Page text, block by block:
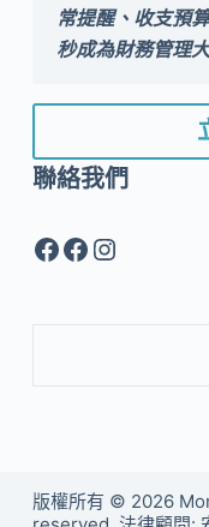
常提醒、收支預
秒成為財務管理
聯絡我們
Facebook
Facebook
Instagram
版權所有 © 2026